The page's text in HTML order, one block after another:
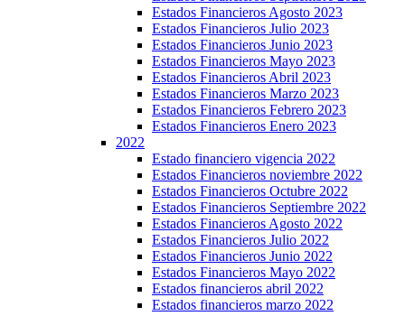
Estados Financieros Agosto 2023
Estados Financieros Julio 2023
Estados Financieros Junio 2023
Estados Financieros Mayo 2023
Estados Financieros Abril 2023
Estados Financieros Marzo 2023
Estados Financieros Febrero 2023
Estados Financieros Enero 2023
2022
Estado financiero vigencia 2022
Estados Financieros noviembre 2022
Estados Financieros Octubre 2022
Estados Financieros Septiembre 2022
Estados Financieros Agosto 2022
Estados Financieros Julio 2022
Estados Financieros Junio 2022
Estados Financieros Mayo 2022
Estados financieros abril 2022
Estados financieros marzo 2022